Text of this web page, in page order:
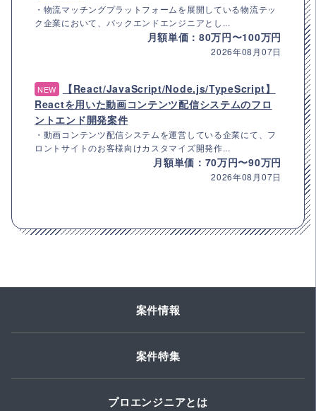
・物流マッチングプラットフォームを展開している物流テッ
ク企業において、バックエンドエンジニアとし...
月額単価：80万円〜100万円
2026年08月07日
NEW
【React/JavaScript/Node.js/TypeScript】
Reactを用いた動画コンテンツ配信システムのフロ
ントエンド開発案件
・動画コンテンツ配信システムを運営している企業にて、フ
ロントサイトのお客様向けカスタマイズ開発作...
月額単価：70万円〜90万円
2026年08月07日
案件情報
案件特集
プロエンジニアとは